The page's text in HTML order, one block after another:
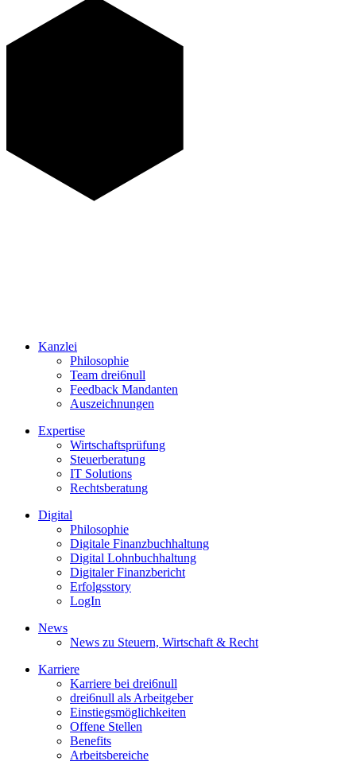
Kanzlei
Philosophie
Team drei6null
Feedback Mandanten
Auszeichnungen
Expertise
Wirtschaftsprüfung
Steuerberatung
IT Solutions
Rechtsberatung
Digital
Philosophie
Digitale Finanzbuchhaltung
Digital Lohnbuchhaltung
Digitaler Finanzbericht
Erfolgsstory
LogIn
News
News zu Steuern, Wirtschaft & Recht
Karriere
Karriere bei drei6null
drei6null als Arbeitgeber
Einstiegsmöglichkeiten
Offene Stellen
Benefits
Arbeitsbereiche